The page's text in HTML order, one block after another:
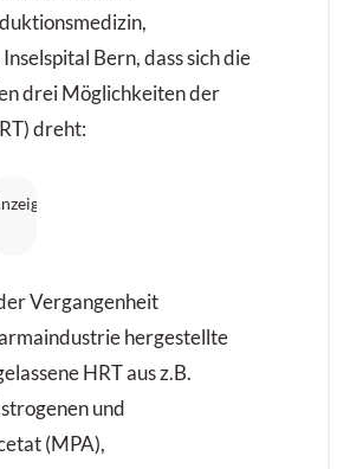
Bern, dass sich die
drei Möglichkeiten der
dreht:
Vergangenheit
hergestellte
HRT aus z.B.
und
(MPA),